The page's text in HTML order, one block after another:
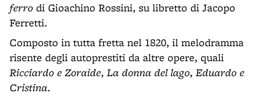
ferro di Gioachino Rossini, su libretto di Jacopo
Ferretti.
Composto in tutta fretta nel 1820, il melodramma
risente degli autoprestiti da altre opere, quali
Ricciardo e Zoraide, La donna del lago, Eduardo e
Cristina.